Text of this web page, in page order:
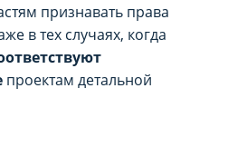
признавать права
в тех случаях, когда
проектам детальной